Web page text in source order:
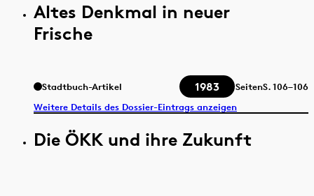
Altes Denkmal in neuer
Frische
Stadtbuch-Artikel 1983 SeitenS.106–106
Weitere Details des Dossier-Eintrags anzeigen
Die ÖKK und ihre Zukunft